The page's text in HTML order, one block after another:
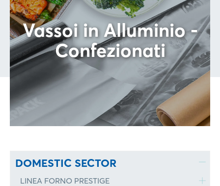
Vassoi in Alluminio -
Confezionati
DOMESTIC SECTOR
LINEA FORNO PRESTIGE